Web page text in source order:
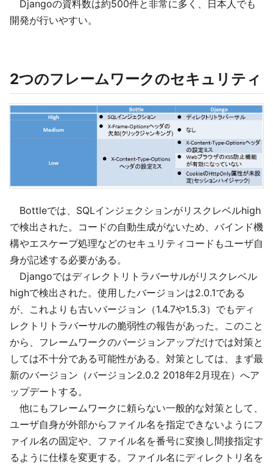
Djangoの資料数は約500件と非常に多く、日本人でも
開発が行いやすい。
2つのフレームワークのセキュリティ
Bottleでは、SQLインジェクションがリスクレベルhigh
で検出された。コードの自動生成がないため、バインド機
構やエスケープ処理などのセキュリティコードもユーザ自
身が記述する必要がある。
Djangoではディレクトリトラバーサルがリスクレベル
highで検出された。使用したバージョンは2.0.1である
が、これよりも古いバージョン（1.4.7や1.5.3）でもディ
レクトリトラバーサルの脆弱性の報告があった。このこと
から、フレームワークのバージョンアップだけでは対策と
しては不十分である可能性がある。対策としては、まず最
新のバージョン（バージョン2.0.2 2018年2月現在）へア
ップデートする。
他にもフレームワークに頼らない一般的な対策として、
ユーザ自身が外部からファイル名を指定できないようにフ
ァイル名の固定や、ファイル名を番号に変換し間接指定す
るように仕様を変更する。ファイル名にディレクトリ名を